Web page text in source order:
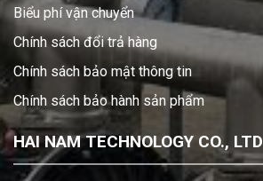
Biểu phí vận chuyển
Chính sách đổi trả hàng
Chính sách bảo mật thông tin
Chính sách bảo hành sản phẩm
HAI NAM TECHNOLOGY CO., LTD